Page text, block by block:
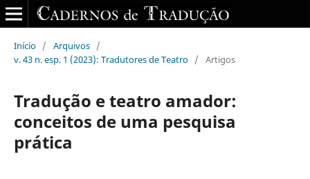
Início / Arquivos /
v. 43 n. esp. 1 (2023): Tradutores de Teatro / Artigos
Tradução e teatro amador:
conceitos de uma pesquisa
prática